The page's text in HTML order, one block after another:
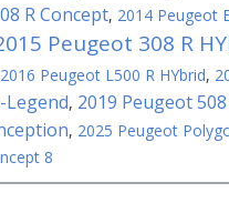
R Concept, 2014 Peugeot
Peugeot 308 R
2016 Peugeot L500 R HYbrid,
Legend, 2019 Peugeot
, 2025 Peugeot
8